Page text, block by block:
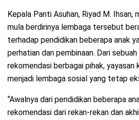
Kepala Panti Asuhan, Riyad M. Ihsan,
mula berdirinya lembaga tersebut
terhadap pendidikan beberapa anak
perhatian dan pembinaan. Dari
rekomendasi berbagai pihak, yayasan
menjadi lembaga sosial yang tetap
“Awalnya dari pendidikan beberapa
rekomendasi dari rekan-rekan dan